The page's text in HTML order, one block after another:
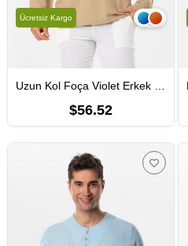
$56.52
Ücretsiz Kargo